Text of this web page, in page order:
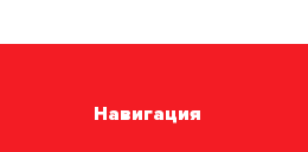
Навигация